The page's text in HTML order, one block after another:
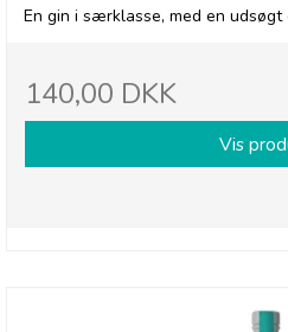
En gin i særklasse, med en udsøgt
140,00 DKK
Vis